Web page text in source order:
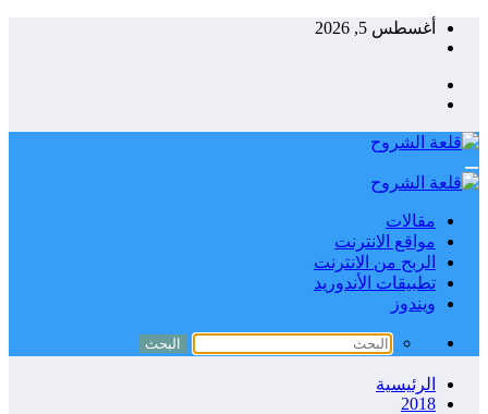
أغسطس 5, 2026
مقالات
مواقع الانترنت
الربح من الانترنت
تطبيقات الأندوريد
ويندوز
الرئيسية
2018